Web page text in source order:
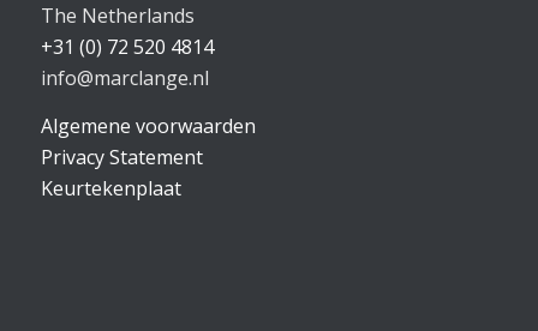
The Netherlands
+31 (0) 72 520 4814
info@marclange.nl
Algemene voorwaarden
Privacy Statement
Keurtekenplaat